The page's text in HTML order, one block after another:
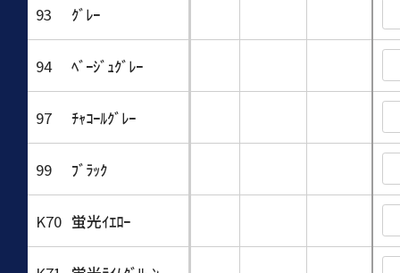
93 ｸﾞﾚｰ
94 ﾍﾞｰｼﾞｭｸﾞﾚｰ
97 ﾁｬｺｰﾙｸﾞﾚｰ
99 ﾌﾞﾗｯｸ
K70 蛍光ｲｴﾛｰ